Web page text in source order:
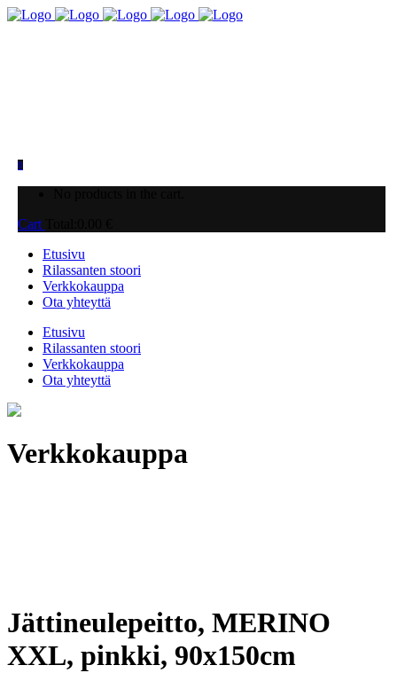
0
Cart
Etusivu
Rilassanten stoori
Verkkokauppa
Ota yhteyttä
Etusivu
Rilassanten stoori
Verkkokauppa
Ota yhteyttä
Verkkokauppa
Jättineulepeitto, MERINO
XXL, pinkki, 90x150cm